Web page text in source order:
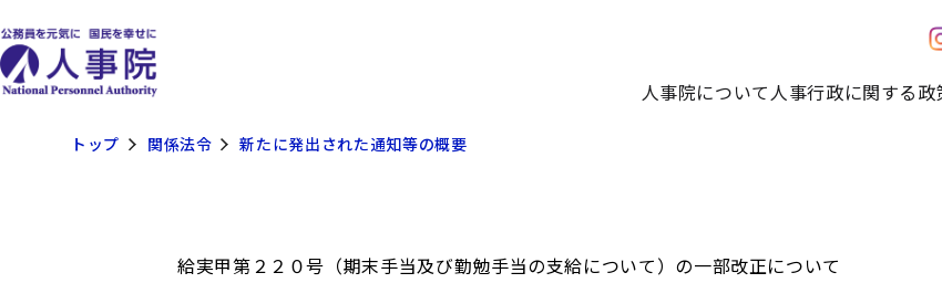
人事院について 人事行政に関する政
トップ 関係法令 新たに発出された通知等の概要
給実甲第２２０号（期末手当及び勤勉手当の支給について）の一部改正について